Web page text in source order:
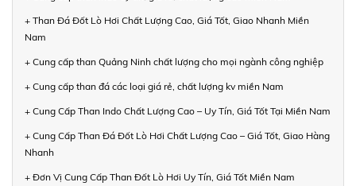
+ Than Đá Đốt Lò Hơi Chất Lượng Cao, Giá Tốt, Giao Nhanh Miền
Nam
+ Cung cấp than Quảng Ninh chất lượng cho mọi ngành công nghiệp
+ Cung cấp than đá các loại giá rẻ, chất lượng kv miền Nam
+ Cung Cấp Than Indo Chất Lượng Cao – Uy Tín, Giá Tốt Tại Miền Nam
+ Cung Cấp Than Đá Đốt Lò Hơi Chất Lượng Cao – Giá Tốt, Giao Hàng
Nhanh
+ Đơn Vị Cung Cấp Than Đốt Lò Hơi Uy Tín, Giá Tốt Miền Nam